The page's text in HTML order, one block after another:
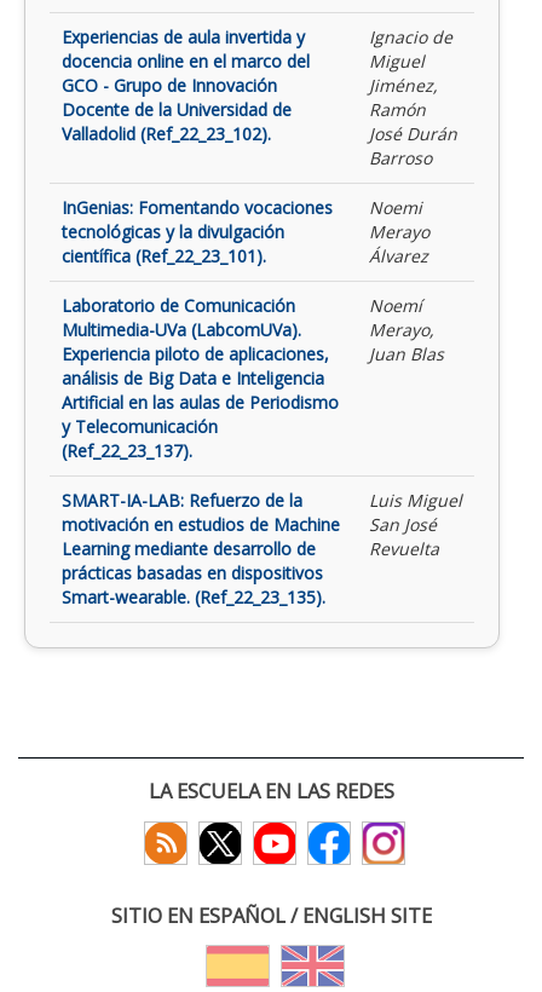
Experiencias de aula invertida y
docencia online en el marco del
GCO - Grupo de Innovación
Docente de la Universidad de
Valladolid (Ref_22_23_102).
Ignacio de
Miguel
Jiménez,
Ramón
José Durán
Barroso
InGenias: Fomentando vocaciones
tecnológicas y la divulgación
científica (Ref_22_23_101).
Noemi
Merayo
Álvarez
Laboratorio de Comunicación
Multimedia-UVa (LabcomUVa).
Experiencia piloto de aplicaciones,
análisis de Big Data e Inteligencia
Artificial en las aulas de Periodismo
y Telecomunicación
(Ref_22_23_137).
Noemí
Merayo,
Juan Blas
SMART-IA-LAB: Refuerzo de la
motivación en estudios de Machine
Learning mediante desarrollo de
prácticas basadas en dispositivos
Smart-wearable. (Ref_22_23_135).
Luis Miguel
San José
Revuelta
LA ESCUELA EN LAS REDES
SITIO EN ESPAÑOL / ENGLISH SITE